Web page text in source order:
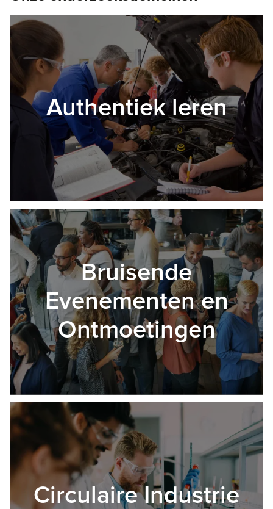
Authentiek leren
Bruisende
Evenementen en
Ontmoetingen
Circulaire Industrie